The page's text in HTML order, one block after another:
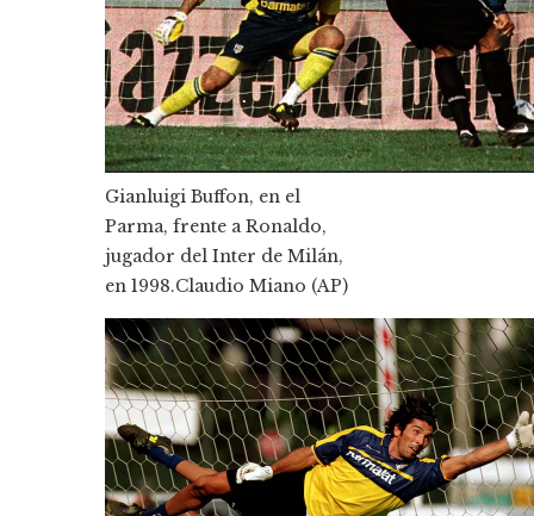
Gianluigi Buffon, en el
Parma, frente a Ronaldo,
jugador del Inter de Milán,
en 1998.Claudio Miano (AP)